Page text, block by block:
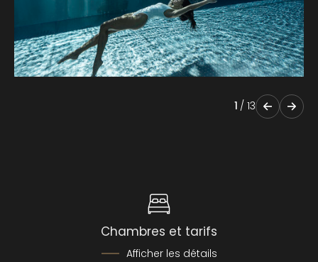
1 / 13
Chambres et tarifs
Afficher les détails